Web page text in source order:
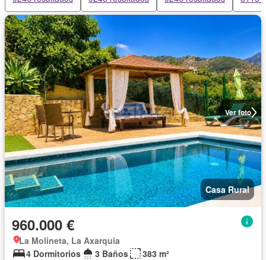
Ver foto
Casa Rural
960.000 €
La Molineta, La Axarquía
4 Dormitorios
3 Baños 383 m²